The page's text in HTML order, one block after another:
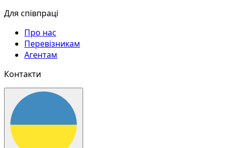
Для співпраці
Про нас
Перевізникам
Агентам
Контакти